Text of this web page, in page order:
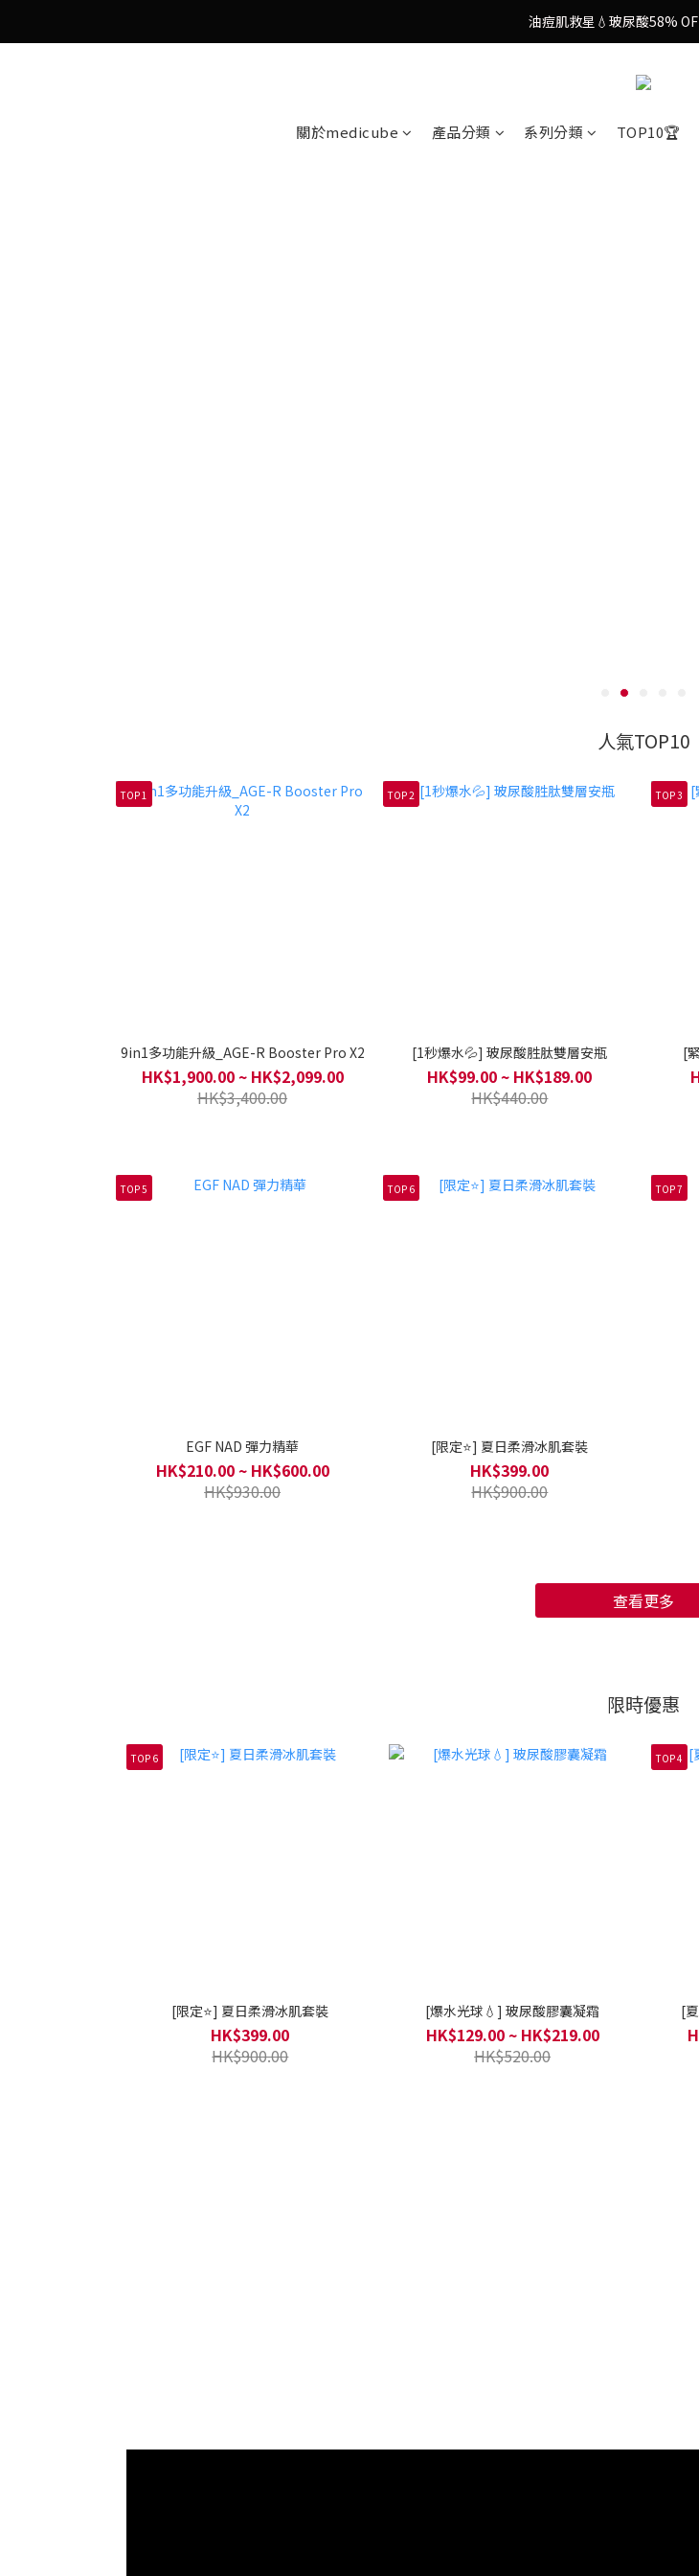
9in1多功能美容儀🌸護膚
果凍噴霧！一噴即現美白
9in1多功能美容儀🌸護膚
關於medicube 產品分類 系列分類 TOP10🏆
人氣TOP10
TOP 1
9in1多功能升級_AGE-R Booster Pro X2
HK$1,900.00 ~ HK$2,099.00
HK$3,400.00
TOP 2
[1秒爆水💦] 玻尿酸胜肽雙層安瓶
HK$99.00 ~ HK$189.00
HK$440.00
TOP 3
[
TOP 5
EGF NAD 彈力精華
HK$210.00 ~ HK$600.00
HK$930.00
TOP 6
[限定⭐] 夏日柔滑冰肌套裝
HK$399.00
HK$900.00
TOP 7
查看更多
限時優惠
TOP 6
[限定⭐] 夏日柔滑冰肌套裝
HK$399.00
HK$900.00
[爆水光球💧] 玻尿酸膠囊凝霜
HK$129.00 ~ HK$219.00
HK$520.00
TOP 4
[